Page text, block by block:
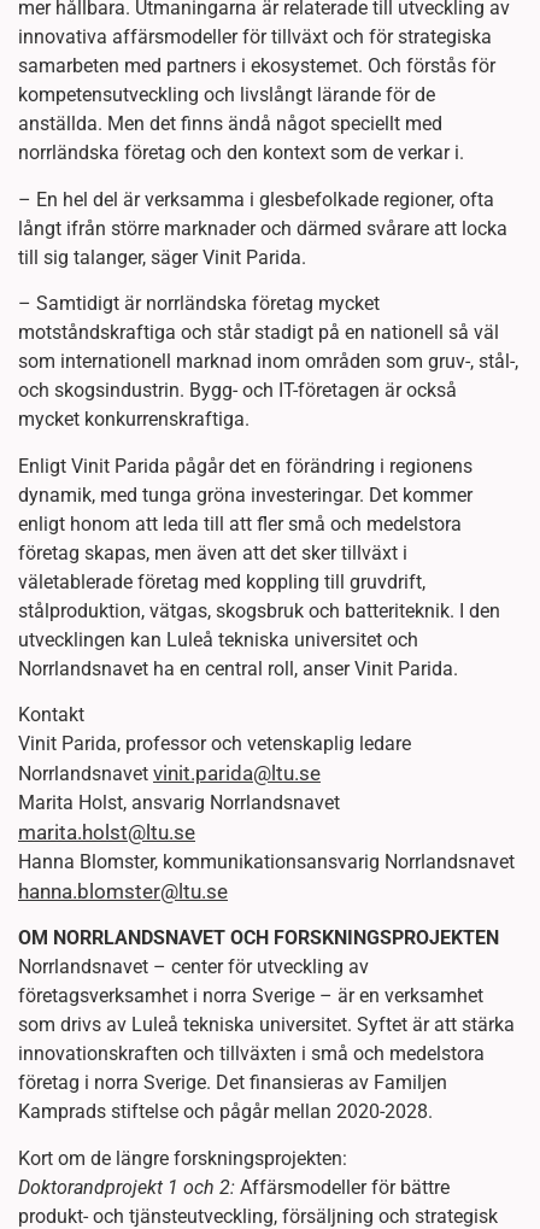
mer hållbara. Utmaningarna är relaterade till utveckling av
innovativa affärsmodeller för tillväxt och för strategiska
samarbeten med partners i ekosystemet. Och förstås för
kompetensutveckling och livslångt lärande för de
anställda. Men det finns ändå något speciellt med
norrländska företag och den kontext som de verkar i.
– En hel del är verksamma i glesbefolkade regioner, ofta
långt ifrån större marknader och därmed svårare att locka
till sig talanger, säger Vinit Parida.
– Samtidigt är norrländska företag mycket
motståndskraftiga och står stadigt på en nationell så väl
som internationell marknad inom områden som gruv-, stål-,
och skogsindustrin. Bygg- och IT-företagen är också
mycket konkurrenskraftiga.
Enligt Vinit Parida pågår det en förändring i regionens
dynamik, med tunga gröna investeringar. Det kommer
enligt honom att leda till att fler små och medelstora
företag skapas, men även att det sker tillväxt i
väletablerade företag med koppling till gruvdrift,
stålproduktion, vätgas, skogsbruk och batteriteknik. I den
utvecklingen kan Luleå tekniska universitet och
Norrlandsnavet ha en central roll, anser Vinit Parida.
Kontakt
Vinit Parida, professor och vetenskaplig ledare
Norrlandsnavet vinit.parida@ltu.se
Marita Holst, ansvarig Norrlandsnavet
marita.holst@ltu.se
Hanna Blomster, kommunikationsansvarig Norrlandsnavet
hanna.blomster@ltu.se
OM NORRLANDSNAVET OCH FORSKNINGSPROJEKTEN
Norrlandsnavet – center för utveckling av
företagsverksamhet i norra Sverige – är en verksamhet
som drivs av Luleå tekniska universitet. Syftet är att stärka
innovationskraften och tillväxten i små och medelstora
företag i norra Sverige. Det finansieras av Familjen
Kamprads stiftelse och pågår mellan 2020-2028.
Kort om de längre forskningsprojekten:
Doktorandprojekt 1 och 2: Affärsmodeller för bättre
produkt- och tjänsteutveckling, försäljning och strategisk